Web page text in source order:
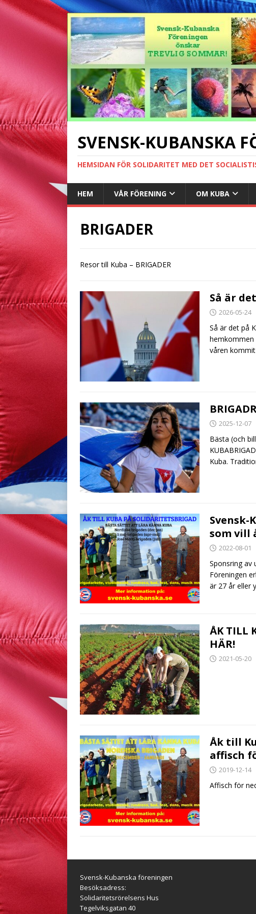
SVENSK-KUBANSKA
HEMSIDAN FÖR SOLIDARITET MED DET
HEM VÅR FÖRENING OM KUBA
BRIGADER
Resor till Kuba – BRIGADER
Så är
2026-05-24
Så är det på
hemkommen
våren kommit
2025-12-07
Bästa (och
Kuba.
Svensk-
som vill
2022-08-01
Sponsring av
Föreningen
är 27 år eller
ÅK TILL
HÄR!
2021-05-20
Åk till
affisch
2019-12-14
Affisch för
Svensk-Kubanska föreningen
Besöksadress:
Solidaritetsrörelsens Hus
Tegelviksgatan 40